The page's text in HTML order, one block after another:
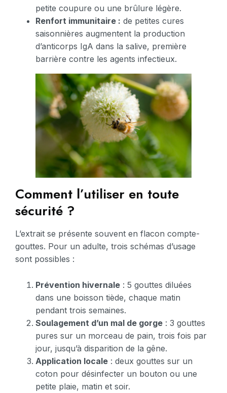
petite coupure ou une brûlure légère.
Renfort immunitaire : de petites cures
saisonnières augmentent la production
d’anticorps IgA dans la salive, première
barrière contre les agents infectieux.
Comment l’utiliser en toute
sécurité ?
L’extrait se présente souvent en flacon compte-
gouttes. Pour un adulte, trois schémas d’usage
sont possibles :
Prévention hivernale : 5 gouttes diluées
dans une boisson tiède, chaque matin
pendant trois semaines.
Soulagement d’un mal de gorge : 3 gouttes
pures sur un morceau de pain, trois fois par
jour, jusqu’à disparition de la gêne.
Application locale : deux gouttes sur un
coton pour désinfecter un bouton ou une
petite plaie, matin et soir.